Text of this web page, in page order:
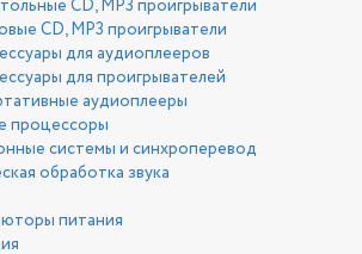
CD, MP3 проигрыватели
CD, MP3 проигрыватели
для аудиоплееров
для проигрывателей
аудиоплееры
процессоры
системы и синхроперевод
обработка звука
питания